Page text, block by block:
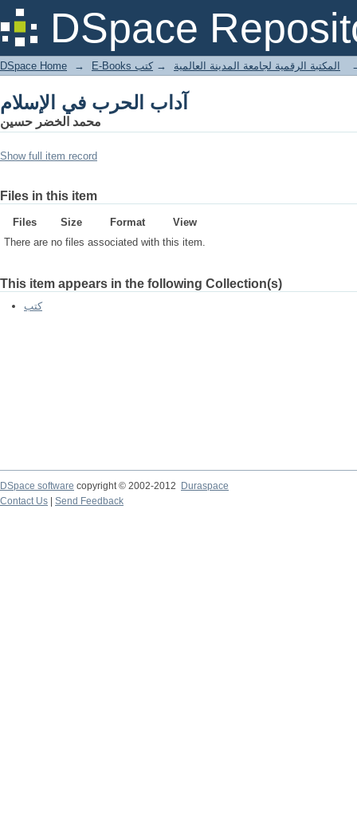
DSpace
آداب الحرب في الإسلام
DSpace Home → E-Books المكتبة الرقمية لجامعة المدينة العالمية → كتب
آداب الحرب في الإسلام
محمد الخضر حسين
Show full item record
Files in this item
Files Size Format
View
There are no files associated with this item.
This item appears in the following Collection(s)
كتب
DSpace software copyright © 2002-2012
Duraspace
Contact Us
Send Feedback